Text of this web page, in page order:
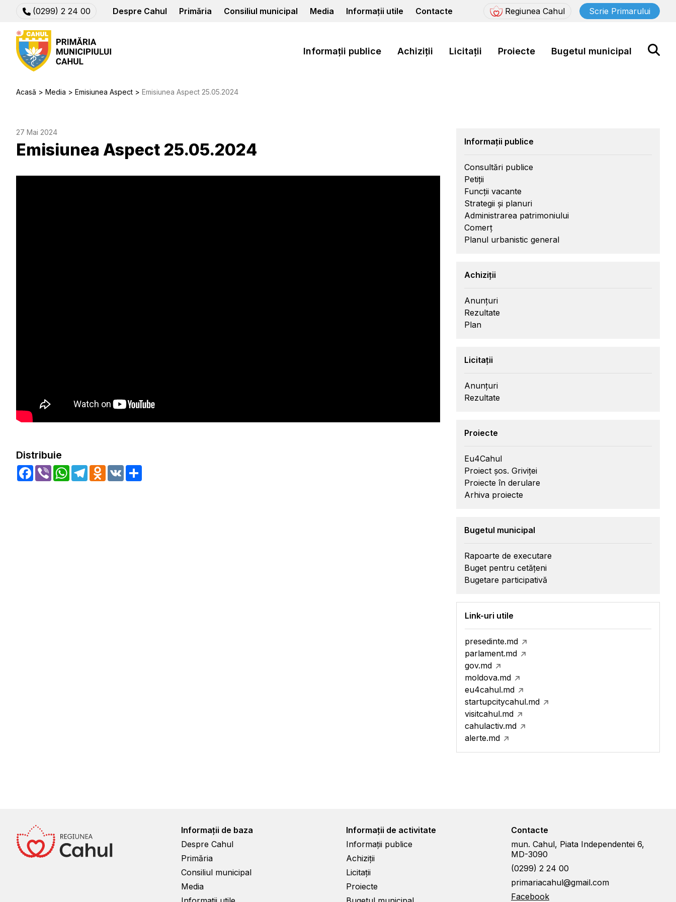
(0299) 2 24 00 Despre Cahul Primăria Consiliul municipal Media Informații utile Contacte Regiunea Cahul Scrie Primarului
Informații publice Achiziții Licitații Proiecte Bugetul municipal
Acasă Media Emisiunea Aspect Emisiunea Aspect 25.05.2024
27 Mai 2024
Emisiunea Aspect 25.05.2024
Distribuie
Facebook
Viber WhatsApp
TelegramOdnoklassniki
VK
Informații publice
Consultări publice
Petiții
Funcții vacante
Strategii și planuri
Administrarea patrimoniului
Comerț
Planul urbanistic general
Achiziții
Anunțuri
Rezultate
Plan
Licitații
Anunțuri
Rezultate
Proiecte
Eu4Cahul
Proiect șos. Griviței
Proiecte în derulare
Arhiva proiecte
Bugetul municipal
Rapoarte de executare
Buget pentru cetățeni
Bugetare participativă
Link-uri utile
presedinte.md
parlament.md
gov.md
moldova.md
eu4cahul.md
startupcitycahul.md
visitcahul.md
cahulactiv.md
alerte.md
Informații de baza
Despre Cahul
Primăria
Consiliul municipal
Media
Informații de activitate
Informații publice
Achiziții
Licitații
Proiecte
Contacte
mun. Cahul, Piata Independentei 6,
MD-3090
(0299) 2 24 00
primariacahul@gmail.com
Facebook